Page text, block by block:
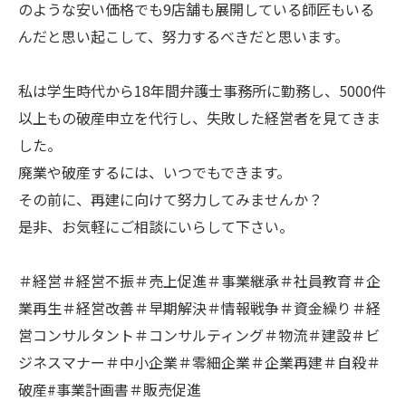
のような安い価格でも9店舗も展開している師匠もいる
んだと思い起こして、努力するべきだと思います。
私は学生時代から18年間弁護士事務所に勤務し、5000件
以上もの破産申立を代行し、失敗した経営者を見てきま
した。
廃業や破産するには、いつでもできます。
その前に、再建に向けて努力してみませんか？
是非、お気軽にご相談にいらして下さい。
＃経営＃経営不振＃売上促進＃事業継承＃社員教育＃企
業再生＃経営改善＃早期解決＃情報戦争＃資金繰り＃経
営コンサルタント＃コンサルティング＃物流＃建設＃ビ
ジネスマナー＃中小企業＃零細企業＃企業再建＃自殺＃
破産#事業計画書＃販売促進